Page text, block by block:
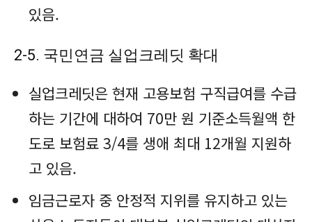
있음.
2-5. 국민연금 실업크레딧 확대
실업크레딧은 현재 고용보험 구직급여를 수급
하는 기간에 대하여 70만 원 기준소득월액 한
도로 보험료 3/4를 생애 최대 12개월 지원하
고 있음.
임금근로자 중 안정적 지위를 유지하고 있는